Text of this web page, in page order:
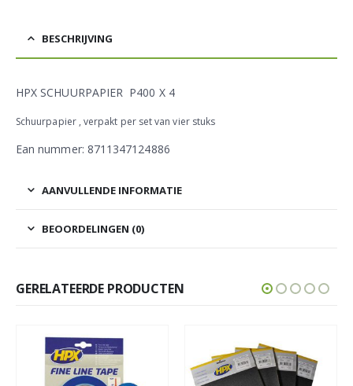
BESCHRIJVING
HPX SCHUURPAPIER P400 X 4
Schuurpapier , verpakt per set van vier stuks
Ean nummer: 8711347124886
AANVULLENDE INFORMATIE
BEOORDELINGEN (0)
GERELATEERDE PRODUCTEN